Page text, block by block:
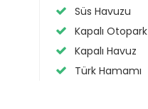
Süs Havuzu
Kapalı Otopark
Kapalı Havuz
Türk Hamamı